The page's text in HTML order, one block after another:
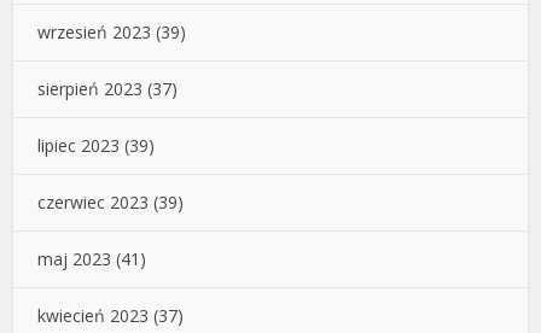
wrzesień 2023 (39)
sierpień 2023 (37)
lipiec 2023 (39)
czerwiec 2023 (39)
maj 2023 (41)
kwiecień 2023 (37)